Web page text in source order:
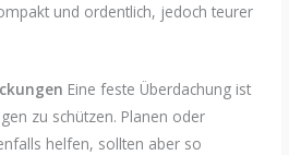
und ordentlich, jedoch teurer
Eine feste Überdachung ist
zu schützen. Planen oder
helfen, sollten aber so